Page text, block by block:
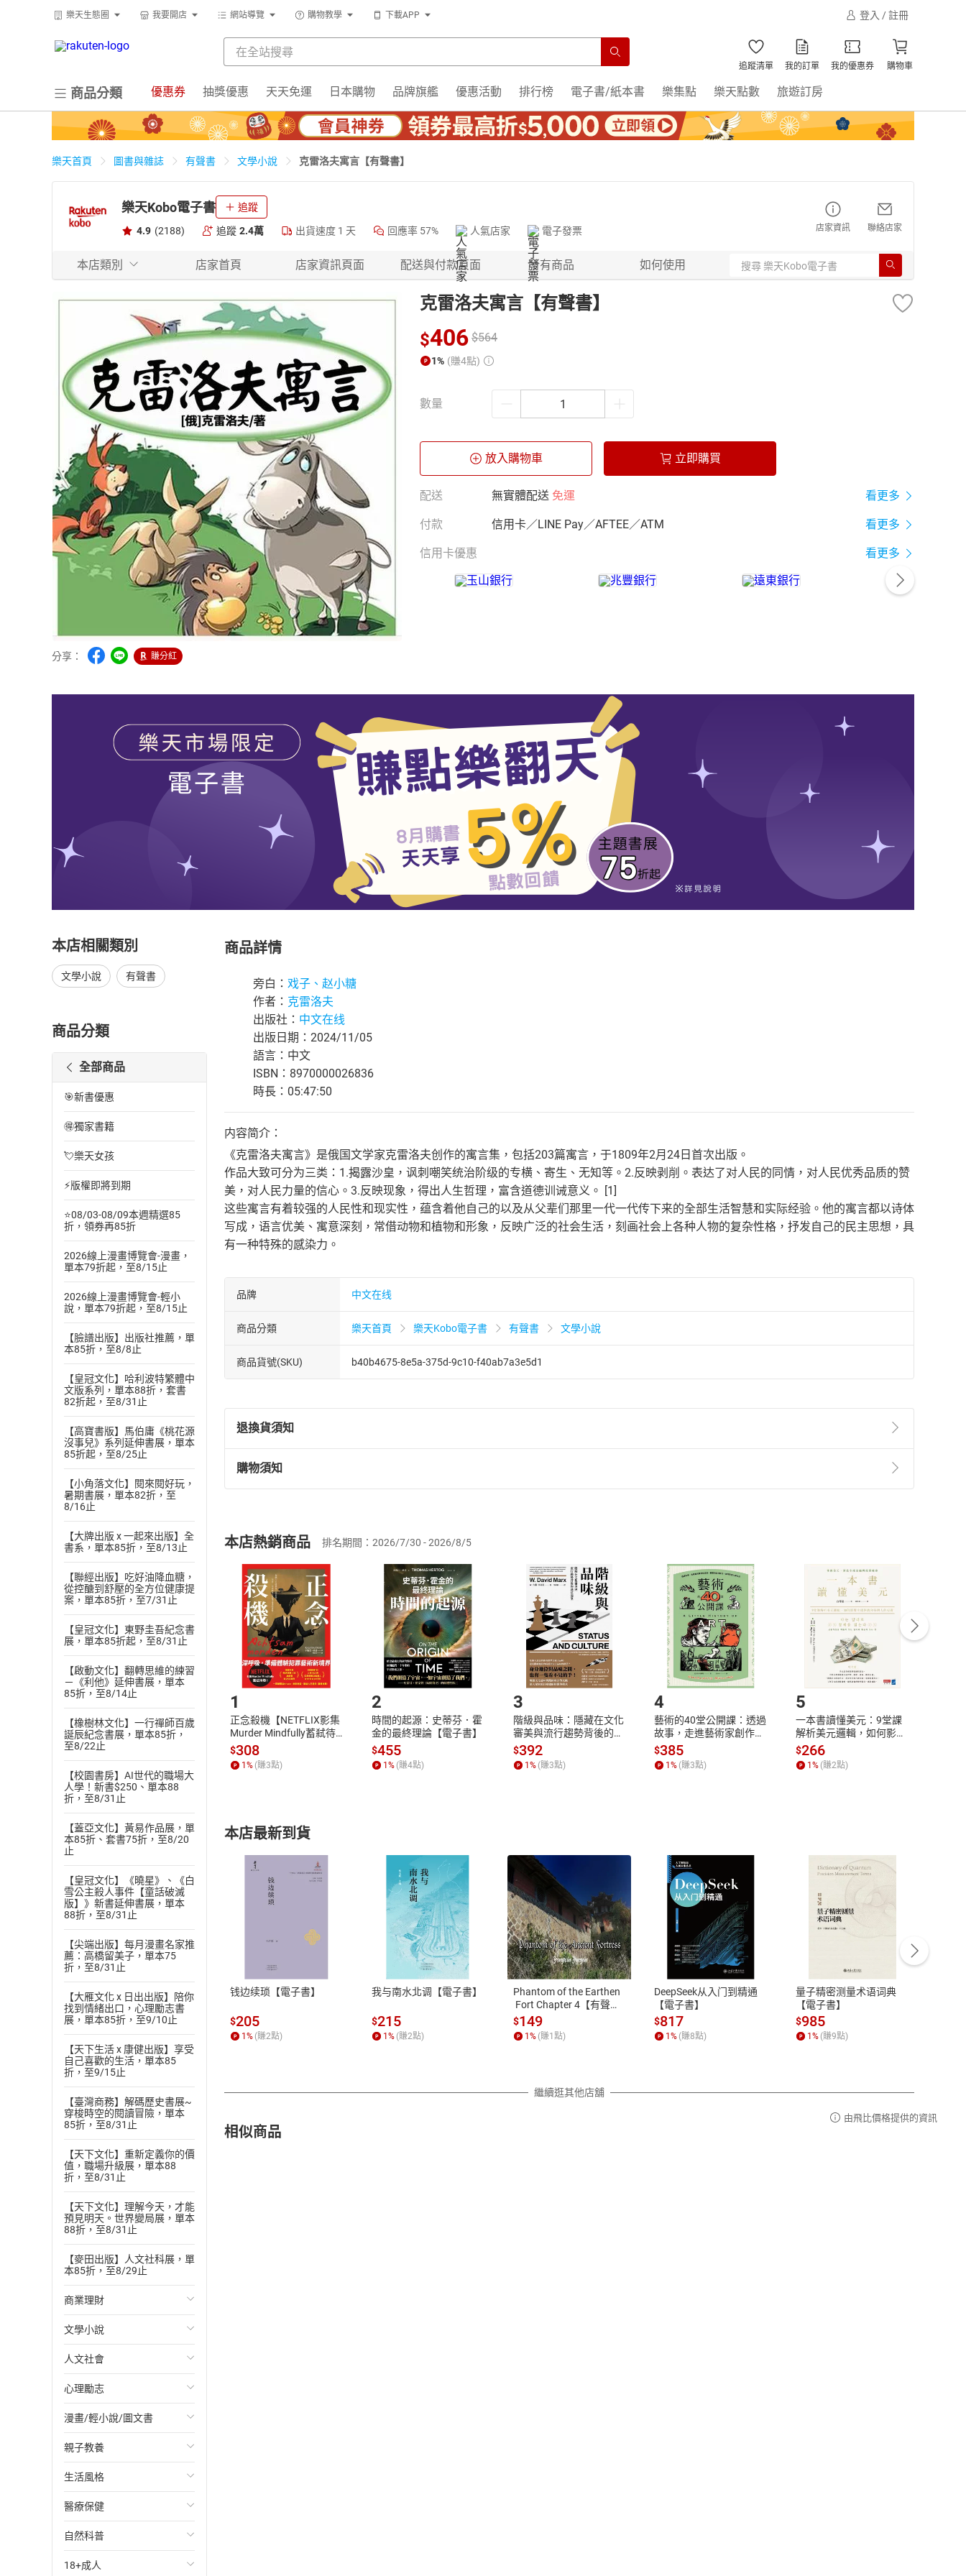
樂天生態圈 我要開店 網站導覽 購物教學 下載APP 登入 / 註冊
追蹤清單 我的訂單 我的優惠券 購物車
商品分類 優惠券 抽獎優惠 天天免運 日本購物 品牌旗艦 優惠活動 排行榜 電子書/紙本書 樂集點 樂天點數 旅遊訂房
樂天首頁 圖書與雜誌 有聲書 文學小說 克雷洛夫寓言【有聲書】
樂天Kobo電子書 追蹤
4.9 (2188) 追蹤 2.4萬 出貨速度 1 天 回應率 57% 人氣店家 電子發票 店家資訊 聯絡店家
本店類別 店家首頁 店家資訊頁面 配送與付款頁面 所有商品 如何使用
分享： 賺分紅
克雷洛夫寓言【有聲書】
$406 $564
1% (賺4點)
數量
放入購物車 立即購買
配送 無實體配送 免運 看更多
付款 信用卡／LINE Pay／AFTEE／ATM 看更多
信用卡優惠 看更多
本店相關類別
文學小說 有聲書
商品分類
全部商品
🎯新書優惠
🉐獨家書籍
💘樂天女孩
⚡版權即將到期
⭐08/03-08/09本週精選85
折，領券再85折
2026線上漫畫博覽會-漫畫，
單本79折起，至8/15止
2026線上漫畫博覽會-輕小
說，單本79折起，至8/15止
【臉譜出版】出版社推薦，單
本85折，至8/8止
【皇冠文化】哈利波特繁體中
文版系列，單本88折，套書
82折起，至8/31止
【高寶書版】馬伯庸《桃花源
沒事兒》系列延伸書展，單本
85折起，至8/25止
【小角落文化】閱來閱好玩，
暑期書展，單本82折，至
8/16止
【大牌出版 x 一起來出版】全
書系，單本85折，至8/13止
【聯經出版】吃好油降血糖，
從控醣到舒壓的全方位健康提
案，單本85折，至7/31止
【皇冠文化】東野圭吾紀念書
展，單本85折起，至8/31止
【啟動文化】翻轉思維的練習
－《利他》延伸書展，單本
85折，至8/14止
【橡樹林文化】一行禪師百歲
誕辰紀念書展，單本85折，
至8/22止
【校園書房】AI世代的職場大
人學！新書$250、單本88
折，至8/31止
【蓋亞文化】黃易作品展，單
本85折、套書75折，至8/20
止
【皇冠文化】《曉星》、《白
雪公主殺人事件【童話破滅
版】》新書延伸書展，單本
88折，至8/31止
【尖端出版】每月漫畫名家推
薦：高橋留美子，單本75
折，至8/31止
【大雁文化 x 日出出版】陪你
找到情緒出口，心理勵志書
展，單本85折，至9/10止
【天下生活 x 康健出版】享受
自己喜歡的生活，單本85
折，至9/15止
【臺灣商務】解碼歷史書展~
穿梭時空的閱讀冒險，單本
85折，至8/31止
【天下文化】重新定義你的價
值，職場升級展，單本88
折，至8/31止
【天下文化】理解今天，才能
預見明天。世界變局展，單本
88折，至8/31止
【麥田出版】人文社科展，單
本85折，至8/29止
商業理財
投資理財
經濟/趨勢
財務/金融
管理/領導
職場工作術
成功法
行銷/廣告
傳記
商務/商學
文學小說
歐美文學
日本文學
韓國文學
華文文學
經典文學
成長/家庭生活小說
懸疑/推理小說
科幻/奇幻小說
人文社會
國際關係
政治
社會科學
台灣/中國歷史
日/韓歷史
其他歷史/史學
法律
心理勵志
心靈成長/情緒
人際關係
兩性關係
心理學
漫畫/輕小說/圖文書
輕小說
奇幻/科幻
愛情故事
職場/社會寫實
懸疑/推理
親子教養
教育現場
兒童文學/故事
兒童科普/學習
育兒百科
生活風格
飲食/食譜
健身/美顏
運動/遊戲
醫療保健
健康/養生
常見疾病
自然科普
生物科學
18+成人
商品詳情
旁白： 戏子、赵小糖
作者： 克雷洛夫
出版社： 中文在线
出版日期：2024/11/05
語言：中文
ISBN：8970000026836
時長：05:47:50
内容简介：
《克雷洛夫寓言》是俄国文学家克雷洛夫创作的寓言集，包括203篇寓言，于1809年2月24日首次出版。
作品大致可分为三类：1.揭露沙皇，讽刺嘲笑统治阶级的专横、寄生、无知等。2.反映剥削。表达了对人民的同情，对人民优秀品质的赞
美，对人民力量的信心。3.反映现象，得出人生哲理，富含道德训诫意义。 [1]
这些寓言有着较强的人民性和现实性，蕴含着他自己的以及从父辈们那里一代一代传下来的全部生活智慧和实际经验。他的寓言都以诗体
写成，语言优美、寓意深刻，常借动物和植物和形象，反映广泛的社会生活，刻画社会上各种人物的复杂性格，抒发自己的民主思想，具
有一种特殊的感染力。
品牌 中文在线
商品分類 樂天首頁 樂天Kobo電子書 有聲書 文學小說
商品貨號(SKU) b40b4675-8e5a-375d-9c10-f40ab7a3e5d1
退換貨須知
退換貨規定：
(一)依消費者保護法第19條第1項後段暨通訊交易解除權合理例外情事適用準則第2條第5款之規定，「非以有形媒介提供之數位
(二)消費者訂購本店鋪之商品即代表知悉本店鋪所銷售之商品為電子書，屬非以有形媒介提供之數位內容，消費者同意若訂購後
且已下載/存取電子書，不得請求退貨退款。
退貨方式：您欲取消訂單或辦理退貨時，請登入樂天市場，並於「我的訂單」中點選「瀏覽訂單明細」
「申請取消訂單/ 退
貨」，本店鋪將依您的申請進行審核，待審核通過後將為您辦理退款事宜。
請注意，樂天市場須以整筆訂單為單位進行取消/退貨，恕無法以單支商品取消/退貨。
購物須知
挑選商品
Choose
放入購物車
Shopping cart
登入帳號
Login
付款方式
Payment
完成訂單
Complete
購書後，如何開始使用？
Step1.選擇閱讀載具 Step2.登入帳號，下載書籍後看書
付款方式
ATM轉帳、信用卡、LINE PAY、AFTEE
退換貨規範
本店是否提供消費者保護法七日猶豫期
之權利，遽消費者保護法及通訊交易解
除權合理例外情事適用準則，依商品性
質各有不同規定。詳細退換貨說明請參
照各商品說明。
客服資訊
服務時間：週一到週五 10:00-12:00、
13:00-17:00 (國定假日及例假日休息)
客服電話：0080-1857077
本店熱銷商品 排名期間：2026/7/30 - 2026/8/5
1
正念殺機【NETFLIX影集
Murder Mindfully蓄弒待
發】【電子書】
$308
1% (賺3點)
2
時間的起源：史蒂芬．霍
金的最終理論【電子書】
$455
1% (賺4點)
3
階級與品味：隱藏在文化
審美與流行趨勢背後的地
位渴望【電子書】
$392
1% (賺3點)
4
藝術的40堂公開課：透過
故事，走進藝術家創作現
場，看藝術如何誕生、如
何形塑人類生活【電子
書】
$385
1% (賺3點)
5
一本書讀懂美元：9堂課
解析美元邏輯，如何影響
全球經濟和每個人的投資
【電子書】
$266
1% (賺2點)
本店最新到貨
钱边续琐【電子書】
$205
1 % (賺2點)
我与南水北调【電子書】
$215
1 % (賺2點)
Phantom of the Earthen
Fort Chapter 4【有聲
書】
$149
1 % (賺1 點)
DeepSeek从入门到精通
【電子書】
$817
1% (賺8點)
量子精密测量术语词典
【電子書】
$985
1% (賺9點)
繼續逛其他店舖
相似商品
由飛比價格提供的資訊